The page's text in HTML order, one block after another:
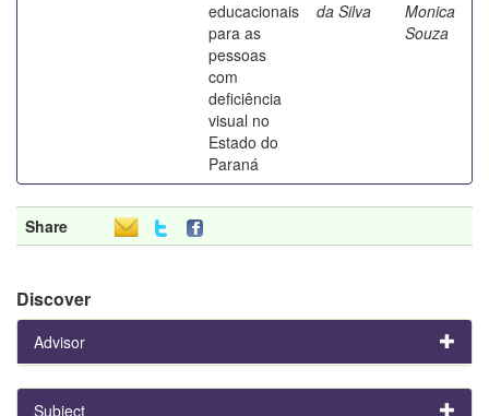
educacionais
para as
pessoas
com
deficiência
visual no
Estado do
Paraná
da Silva
Monica
Souza
Share
Discover
Advisor
Subject